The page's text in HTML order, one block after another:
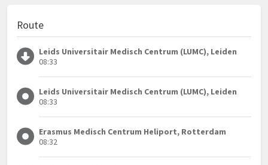
Route
Leids Universitair Medisch Centrum (LUMC), Leiden
08:33
Leids Universitair Medisch Centrum (LUMC), Leiden
08:33
Erasmus Medisch Centrum Heliport, Rotterdam
08:32